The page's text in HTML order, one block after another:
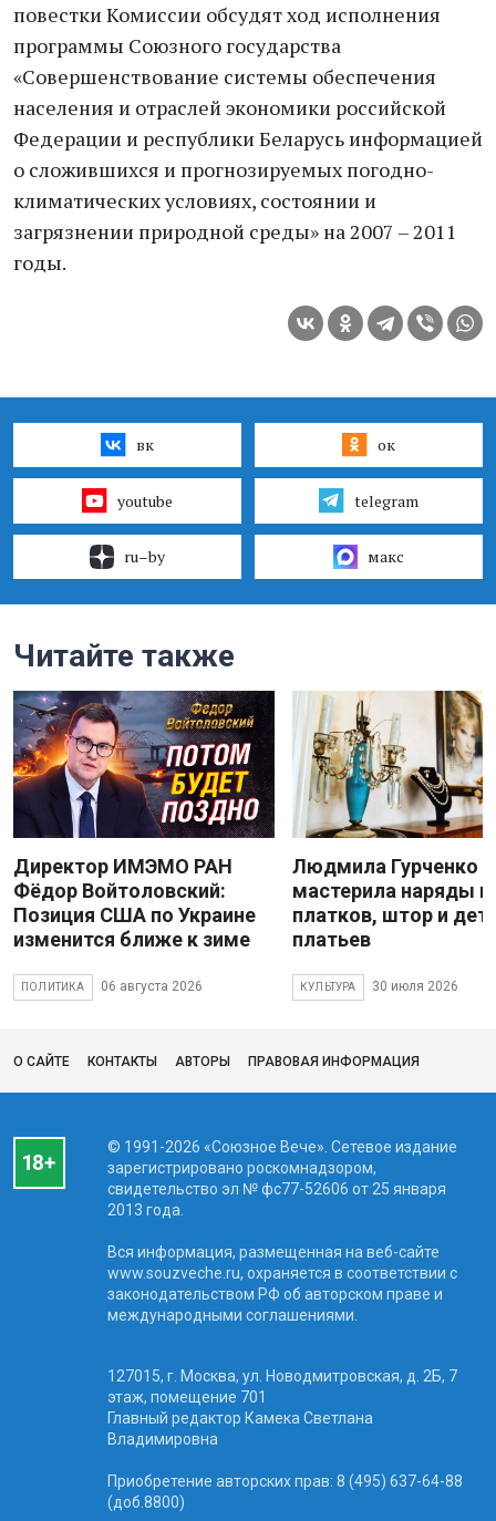
повестки Комиссии обсудят ход исполнения
программы Союзного государства
«Совершенствование системы обеспечения
населения и отраслей экономики российской
Федерации и республики Беларусь информацией
о сложившихся и прогнозируемых погодно-
климатических условиях, состоянии и
загрязнении природной среды» на 2007 – 2011
годы.
вк ок
youtube telegram
ru–by макс
Читайте также
Директор ИМЭМО РАН
Фёдор Войтоловский:
Позиция США по Украине
изменится ближе к зиме
ПОЛИТИКА 06 августа 2026
Людмила Гурченко
мастерила наряды
платков, штор и
платьев
КУЛЬТУРА 30 июля 2026
О САЙТЕ КОНТАКТЫ АВТОРЫ ПРАВОВАЯ ИНФОРМАЦИЯ
© 1991-2026 «Союзное Вече». Сетевое издание
зарегистрировано роскомнадзором,
свидетельство эл № фc77-52606 от 25 января
2013 года.
Вся информация, размещенная на веб-сайте
www.souzveche.ru, охраняется в соответствии с
законодательством РФ об авторском праве и
международными соглашениями.
127015, г. Москва, ул. Новодмитровская, д. 2Б, 7
этаж, помещение 701
Главный редактор Камека Светлана
Владимировна
Приобретение авторских прав: 8 (495) 637-64-88
(доб.8800)